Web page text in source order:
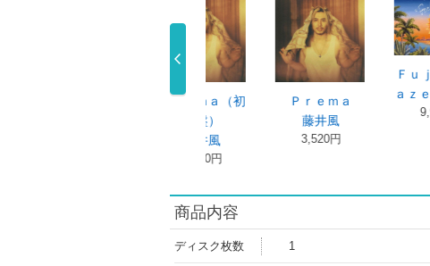
Ｐｒｅｍａ
Ｆｕｊｉｉ Ｋ
ａｚｅ Ｓｔ …
Ｆｕｊｉｉ Ｋ
ａｚｅ Ｓｔ …
商品内容
ディスク枚数 1